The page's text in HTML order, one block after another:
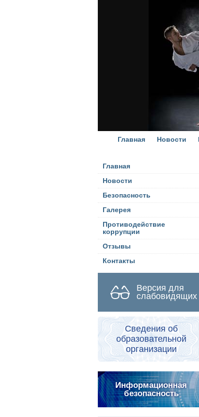
Главная Новости
Главная
Новости
Безопасность
Галерея
Противодействие
коррупции
Отзывы
Контакты
Версия для
слабовидящих
Сведения об
образовательной
организации
Информационная
безопасность